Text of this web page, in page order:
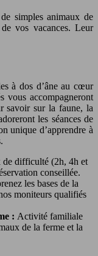
simples animaux de
vos vacances. Leur
à dos d’âne au cœur
vous accompagneront
savoir sur la faune, la
les séances de
unique d’apprendre à
de difficulté (2h, 4h et
conseillée.
les bases de la
moniteurs qualifiés
: Activité familiale
de la ferme et la